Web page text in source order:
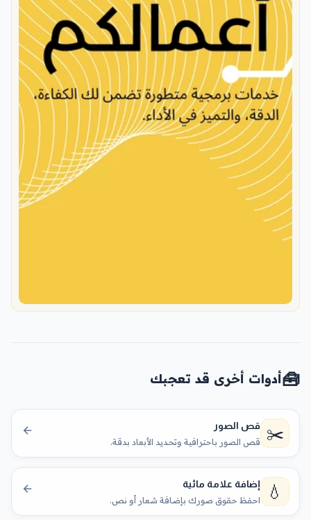
🧰أدوات أخرى قد تعجبك
✂️ قص الصور
قص الصور باحترافية وتحديد الأبعاد بدقة.
💧 إضافة علامة مائية
احفظ حقوق صورك بإضافة شعار أو نص.